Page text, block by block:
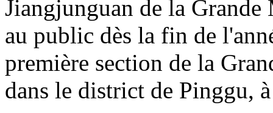
Jiangjunguan de la
au public dès la fin de
première section de la
dans le district de Pinggu,